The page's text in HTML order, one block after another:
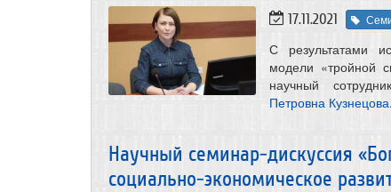
17.11.2021
С результатами
модели «тройной
научный
Петровна Кузнецова.
Научный семинар-дискуссия
социально-экономическое